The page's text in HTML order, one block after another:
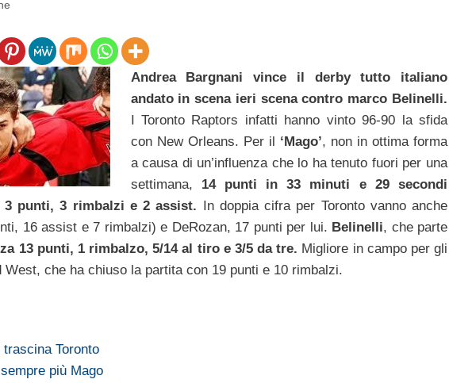
Andrea Bargnani vince il derby tutto italiano
andato in scena ieri scena contro marco Belinelli.
I Toronto Raptors infatti hanno vinto 96-90 la sfida
con New Orleans. Per il ‘Mago’, non in ottima forma
a causa di un’influenza che lo ha tenuto fuori per una
settimana, 14 punti in 33 minuti e 29 secondi
3 punti, 3 rimbalzi e 2 assist. In doppia cifra per Toronto vanno anche
16 assist e 7 rimbalzi) e DeRozan, 17 punti per lui. Belinelli, che parte
13 punti, 1 rimbalzo, 5/14 al tiro e 3/5 da tre. Migliore in campo per gli
West, che ha chiuso la partita con 19 punti e 10 rimbalzi.
trascina Toronto
più Mago